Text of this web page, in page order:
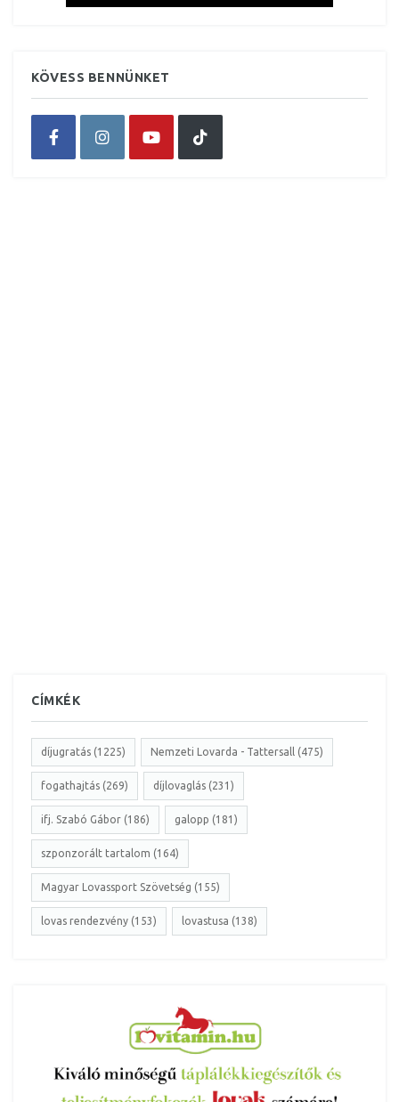
KÖVESS BENNÜNKET
CÍMKÉK
díjugratás (1225) Nemzeti Lovarda - Tattersall (475)
fogathajtás (269) díjlovaglás (231)
ifj. Szabó Gábor (186) galopp (181)
szponzorált tartalom (164)
Magyar Lovassport Szövetség (155)
lovas rendezvény (153) lovastusa (138)